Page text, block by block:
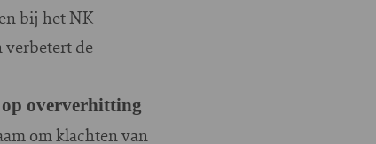
bij het NK
de
op oververhitting
om klachten van